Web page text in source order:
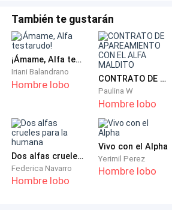
Por su parte cierta castaña
sintiéndose confundida y
Ella empezó a mirar a su alrededor
estaba en su habitación y al tratar
horrible dolor en su espalda baja le
- Ah… que… - en eso ella se percató
al mirar a la derecha vio su propio
que había colgado, notando los
También te gustarán
¡Ámame, Alfa testarudo!
Iriani Balandrano
Hombre lobo CONTRATO DE APAREAMIENTO CON EL ALFA MALDITO
Paulina W
Hombre lobo
Dos alfas crueles para la humana
Federica Navarro
Hombre lobo
Vivo con el Alpha
Yerimil Perez
Hombre lobo